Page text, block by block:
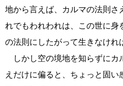
地から言えば、カルマの法則さ
れでもわれわれは、この世に身
の法則にしたがって生きなけれ
しかし空の境地を知らずにカ
えだけに偏ると、ちょっと固